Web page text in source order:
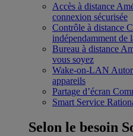
Accès à distance
connexion sécurisée
Contrôle à distance
indépendamment de
Bureau à distance
vous soyez
Wake-on-LAN
appareils
Partage d’écran
Smart Service
Selon le besoin